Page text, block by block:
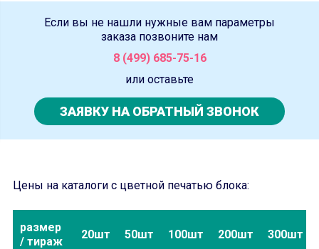
Если вы не нашли нужные вам параметры
заказа позвоните нам
8 (499) 685-75-16
или оставьте
ЗАЯВКУ НА ОБРАТНЫЙ ЗВОНОК
Цены на каталоги с цветной печатью блока:
размер
/ тираж
20шт 50шт 100шт 200шт 300шт